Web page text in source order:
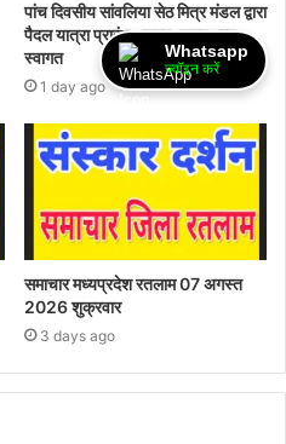
पांच दिवसीय सांवलिया सेठ मित्र मंडल द्वारा
पैदल यात्रा प्रारंभ- जगह-जगह भव्य
स्वागत
1 day ago
समाचार मध्यप्रदेश रतलाम 07 अगस्त
2026 शुक्रवार
3 days ago
Whatsapp
ज्वॉइन करें